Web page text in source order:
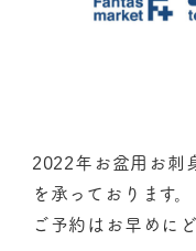
2022年お盆用お刺
を承っております。
ご予約はお早めに